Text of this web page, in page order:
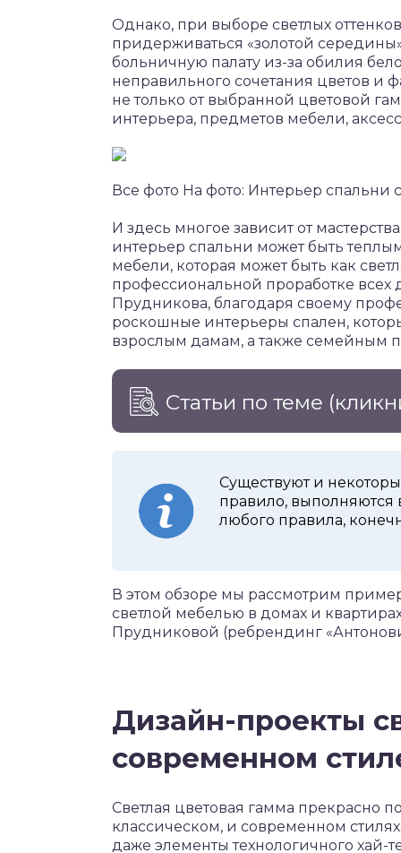
Однако, при выборе светлых
придерживаться «золотой
больничную палату из-за обилия
неправильного сочетания цветов и
не только от выбранной цветовой
интерьера, предметов мебели,
Все фото На фото: Интерьер
И здесь многое зависит от
интерьер спальни может быть
мебели, которая может быть как
профессиональной проработке
Прудникова, благодаря своему
роскошные интерьеры спален,
взрослым дамам, а также семейным
Статьи по теме
Существуют и
правило, выполняются
любого правила,
В этом обзоре мы рассмотрим
светлой мебелью в домах и
Прудниковой (ребрендинг
Дизайн-проекты
современном
Светлая цветовая гамма прекрасно
классическом, и современном
даже элементы технологичного хай-